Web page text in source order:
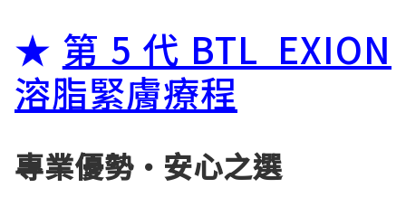
★ 第5代BTL EXION
溶脂緊膚療程
專業優勢·安心之選